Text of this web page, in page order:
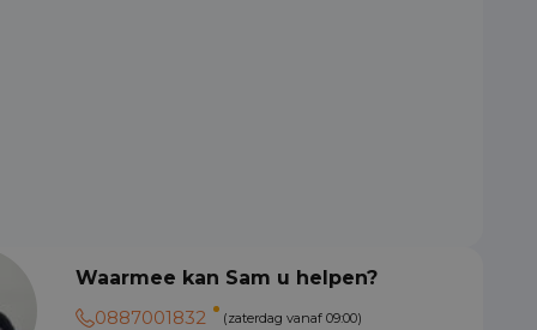
Waarmee kan Sam u helpen?
0887001832
(zaterdag vanaf 09:00)